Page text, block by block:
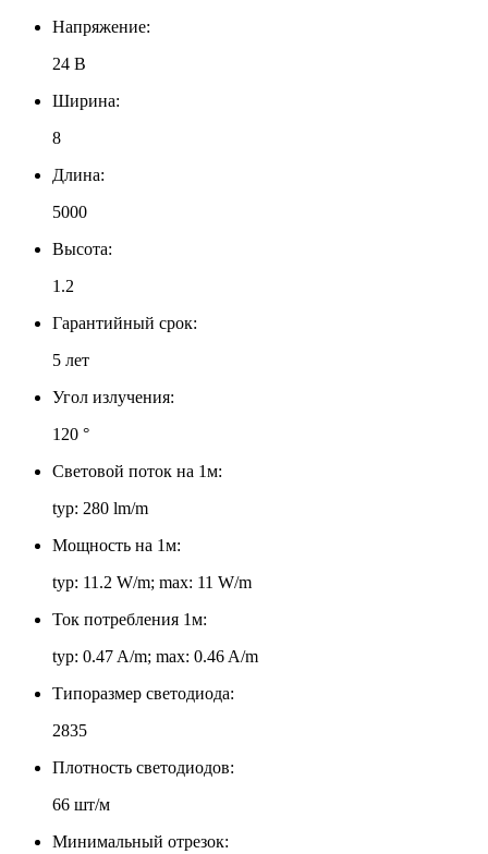
Напряжение:
24 В
Ширина:
8
Длина:
5000
Высота:
1.2
Гарантийный срок:
5 лет
Угол излучения:
120 °
Световой поток на 1м:
typ: 280 lm/m
Мощность на 1м:
typ: 11.2 W/m; max: 11 W/m
Ток потребления 1м:
typ: 0.47 A/m; max: 0.46 A/m
Типоразмер светодиода:
2835
Плотность светодиодов:
66 шт/м
Минимальный отрезок: